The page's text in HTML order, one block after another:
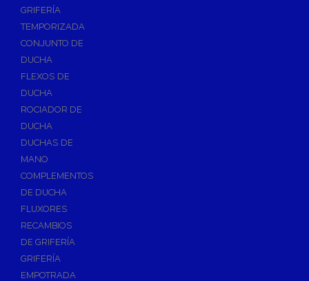
Baterias y Contadores
Bombas
Bombas Sumergibles
Bombas de Drenaje y Residual
Bombas de Superficies Horizontal y Vertical
Desagües
Válvulas de Desagüe
Válvulas para Platos de Ducha y Bañeras
Sifones
Sumideros y Botes Sifónicos
Accesorios para Desagüe
Flotadores y Boyas
GRIFERÍA
TEMPORIZADA
CONJUNTO DE
DUCHA
FLEXOS DE
DUCHA
ROCIADOR DE
DUCHA
DUCHAS DE
MANO
COMPLEMENTOS
DE DUCHA
FLUXORES
RECAMBIOS
DE GRIFERÍA
GRIFERÍA
EMPOTRADA